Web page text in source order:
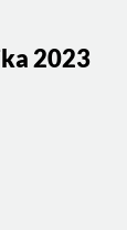
2023